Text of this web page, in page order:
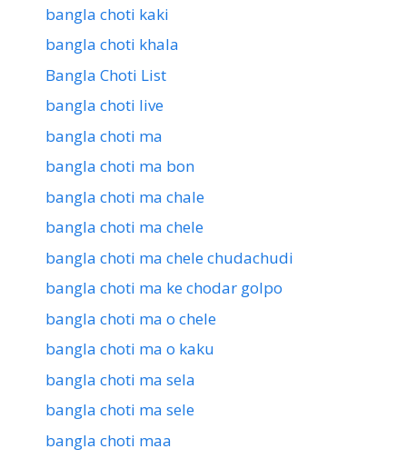
bangla choti kaki
bangla choti khala
Bangla Choti List
bangla choti live
bangla choti ma
bangla choti ma bon
bangla choti ma chale
bangla choti ma chele
bangla choti ma chele chudachudi
bangla choti ma ke chodar golpo
bangla choti ma o chele
bangla choti ma o kaku
bangla choti ma sela
bangla choti ma sele
bangla choti maa